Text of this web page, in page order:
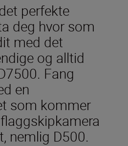
perfekte
deg hvor som
med det
og alltid
Fang
en
som kommer
nemlig D500.